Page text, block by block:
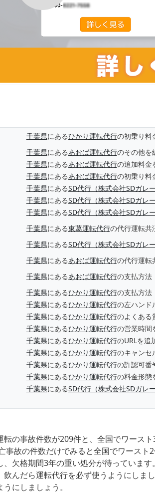
千葉県にあるひかり運転代行の初乗り料
千葉県にあるあおば運転代行のその他を
千葉県にあるあおば運転代行の追加料金
千葉県にあるあおば運転代行の初乗り料
千葉県にあるSD代行（株式会社SDガレー
千葉県にあるSD代行（株式会社SDガレー
千葉県にあるSD代行（株式会社SDガレー
千葉県にある東葛運転代行の代行運転共
千葉県にあるSD代行（株式会社SDガレー
千葉県にあるあおば運転代行の代行運転
千葉県にあるあおば運転代行の支払方法
千葉県にあるひかり運転代行の支払方法
千葉県にあるひかり運転代行の左ハンド
千葉県にあるひかり運転代行のよくある
千葉県にあるひかり運転代行の営業時間
千葉県にあるひかり運転代行のURLを追
千葉県にあるひかり運転代行のキャンセ
千葉県にあるひかり運転代行の許認可番
千葉県にあるひかり運転代行の料金形態
千葉県にあるSD代行（株式会社SDガレー
転の事故件数が209件と、全国でワース
事故の件数だけでみると全国でワース
、欠格期間3年の重い処分が待っていま
飲んだら運転代行を必ず使うようにしま
にしましょう。